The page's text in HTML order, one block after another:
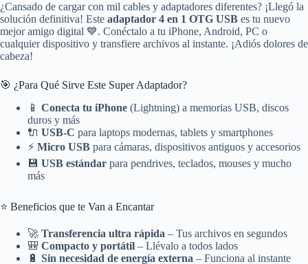
¿Cansado de cargar con mil cables y adaptadores diferentes? ¡Llegó la
solución definitiva! Este adaptador 4 en 1 OTG USB es tu nuevo
mejor amigo digital 💙. Conéctalo a tu iPhone, Android, PC o
cualquier dispositivo y transfiere archivos al instante. ¡Adiós dolores de
cabeza!
🎯 ¿Para Qué Sirve Este Super Adaptador?
📱 Conecta tu iPhone (Lightning) a memorias USB, discos
duros y más
🔌 USB-C para laptops modernas, tablets y smartphones
⚡ Micro USB para cámaras, dispositivos antiguos y accesorios
💾 USB estándar para pendrives, teclados, mouses y mucho
más
⭐ Beneficios que te Van a Encantar
🚀 Transferencia ultra rápida – Tus archivos en segundos
🎒 Compacto y portátil – Llévalo a todos lados
🔋 Sin necesidad de energía externa – Funciona al instante